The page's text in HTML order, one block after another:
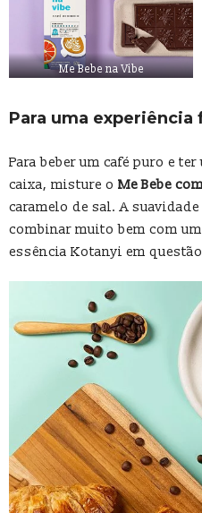
Me Bebe na Vibe
Para uma experiência
Para beber um café puro e
caixa, misture o Me Bebe
caramelo de sal. A suavidade
combinar muito bem com
essência Kotanyi em